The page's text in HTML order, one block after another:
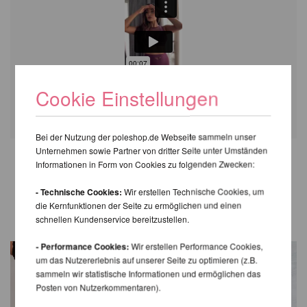
DERSELBEN MARKE
Cookie Einstellungen
Bei der Nutzung der poleshop.de Webseite sammeln unser
Unternehmen sowie Partner von dritter Seite unter Umständen
Informationen in Form von Cookies zu folgenden Zwecken:
- Technische Cookies: Wir erstellen Technische Cookies, um
die Kernfunktionen der Seite zu ermöglichen und einen
schnellen Kundenservice bereitzustellen.
- Performance Cookies:Wir erstellen Performance Cookies,
um das Nutzererlebnis auf unserer Seite zu optimieren (z.B.
sammeln wir statistische Informationen und ermöglichen das
Posten von Nutzerkommentaren).